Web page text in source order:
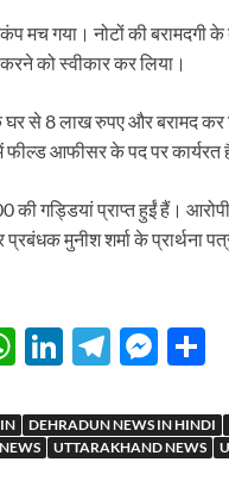
मच गया। नोटों की
को स्वीकार कर लिया।
से 8 लाख रुपए और बरामद कर
फील्ड आफीसर के पद पर कार्यरत
गड्डियां प्राप्त हुईं हैं।
मुनीश शर्मा के प्रार्थना
W
at
s
Li
k
e
T
e
gr
M
se
n e
DEHRADUN NEWS IN HINDI
UTTARAKHAND NEWS